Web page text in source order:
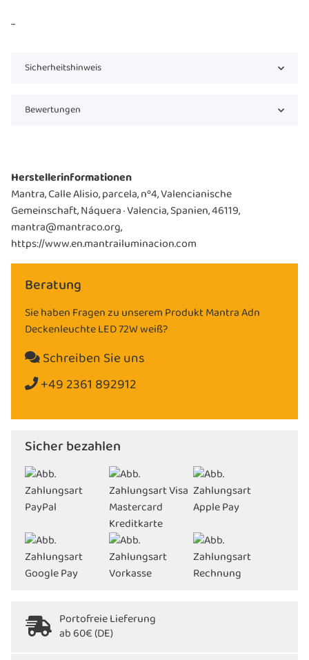
...
Sicherheitshinweis
Bewertungen
Herstellerinformationen
Mantra, Calle Alisio, parcela, nº4, Valencianische
Gemeinschaft, Náquera · Valencia, Spanien, 46119,
mantra@mantraco.org,
https://www.en.mantrailuminacion.com
Beratung
Sie haben Fragen zu unserem Produkt Mantra Adn
Deckenleuchte LED 72W weiß?
Schreiben Sie uns
+49 2361 892912
Sicher bezahlen
Portofreie Lieferung
ab 60€ (DE)